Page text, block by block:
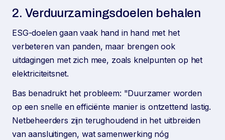
2. Verduurzamingsdoelen behalen
ESG-doelen gaan vaak hand in hand met het
verbeteren van panden, maar brengen ook
uitdagingen met zich mee, zoals knelpunten op het
elektriciteitsnet.
Bas benadrukt het probleem: "Duurzamer worden
op een snelle en efficiënte manier is ontzettend lastig.
Netbeheerders zijn terughoudend in het uitbreiden
van aansluitingen, wat samenwerking nóg